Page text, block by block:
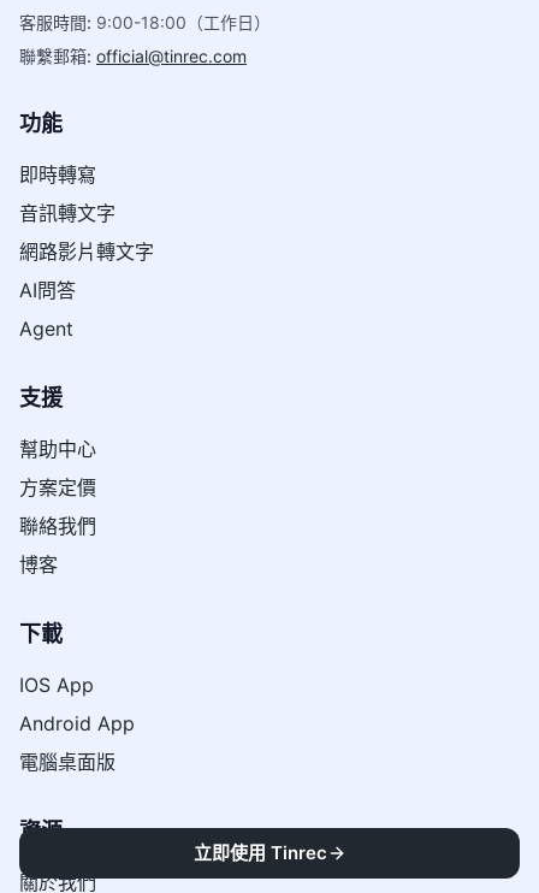
客服時間: 9:00-18:00（工作日）
聯繫郵箱: official@tinrec.com
功能
即時轉寫
音訊轉文字
網路影片轉文字
AI問答
Agent
支援
幫助中心
方案定價
聯絡我們
博客
下載
IOS App
Android App
電腦桌面版
資源
關於我們
立即使用 Tinrec